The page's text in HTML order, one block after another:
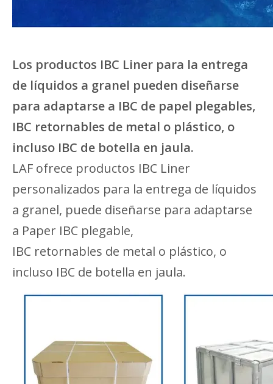
Los productos IBC Liner para la entrega
de líquidos a granel pueden diseñarse
para adaptarse a IBC de papel plegables,
IBC retornables de metal o plástico, o
incluso IBC de botella en jaula.
LAF ofrece productos IBC Liner
personalizados para la entrega de líquidos
a granel, puede diseñarse para adaptarse
a Paper IBC plegable,
IBC retornables de metal o plástico, o
incluso IBC de botella en jaula.